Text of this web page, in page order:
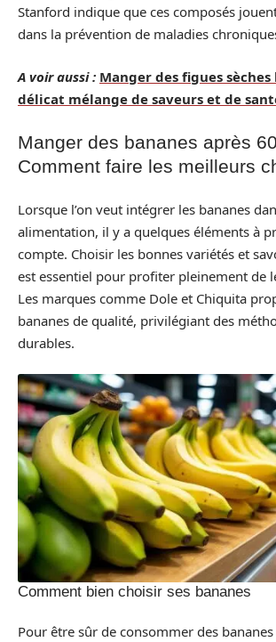
Stanford indique que ces composés
dans la prévention de maladies
A voir aussi : Manger des figues sèches
délicat mélange de saveurs et de
Manger des bananes après
Comment faire les meilleurs
Lorsque l’on veut intégrer les bananes
alimentation, il y a quelques éléments à
compte. Choisir les bonnes variétés et
est essentiel pour profiter pleinement de
Les marques comme Dole et Chiquita
bananes de qualité, privilégiant des
durables.
Comment bien choisir ses bananes
Pour être sûr de consommer des